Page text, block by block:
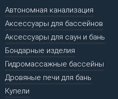
Автономная канализация
Аксессуары для бассейнов
Аксессуары для саун и бань
Бондарные изделия
Гидромассажные бассейны
Дровяные печи для бань
Купели